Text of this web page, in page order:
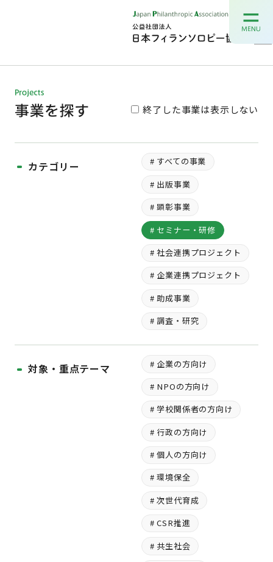
終了した事業は表示しない
カテゴリー
# すべての事業
# 出版事業
# 顕彰事業
# セミナー・研修
# 社会連携プロジェクト
# 企業連携プロジェクト
# 助成事業
# 調査・研究
対象・重点テーマ
# 企業の方向け
# NPOの方向け
# 学校関係者の方向け
# 行政の方向け
# 個人の方向け
# 環境保全
# 次世代育成
# CSR推進
# 共生社会